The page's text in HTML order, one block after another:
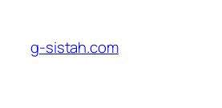
g-sistah.com